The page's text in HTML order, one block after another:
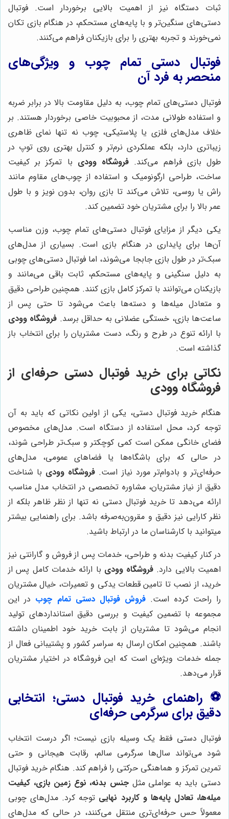
ثبات دستگاه نیز از اهمیت بالایی برخوردار است. فوتبال
دستی‌های سنگین‌تر و با پایه‌های مستحکم، در هنگام بازی تکان
نمی‌خورند و تجربه بهتری را برای بازیکنان فراهم می‌کنند.
فوتبال دستی تمام چوب و ویژگی‌های
منحصر به فرد آن
فوتبال دستی‌های تمام چوب، به دلیل مقاومت بالا در برابر ضربه
و استفاده طولانی مدت، از محبوبیت خاصی برخوردار هستند. بر
خلاف مدل‌های فلزی یا پلاستیکی، چوب نه تنها نمای ظاهری
زیباتری دارد، بلکه عملکردی نرم‌تر و کنترل بهتری روی توپ در
طول بازی فراهم می‌کند. فروشگاه وودی با تمرکز بر کیفیت
ساخت، طراحی ارگونومیک و استفاده از چوب‌های مقاوم مانند
راش یا روسی، تلاش می‌کند تا بازی روان، بدون نویز و با طول
عمر بالا را برای مشتریان خود تضمین کند.
یکی دیگر از مزایای فوتبال دستی‌های تمام چوب، وزن مناسب
آن‌ها برای پایداری در هنگام بازی است. بسیاری از مدل‌های
سبک‌تر در طول بازی جابجا می‌شوند، اما فوتبال دستی‌های چوبی
به دلیل سنگینی و پایه‌های مستحکم، ثابت باقی می‌مانند و
بازیکنان می‌توانند با تمرکز کامل بازی کنند. همچنین طراحی دقیق
و متعادل میله‌ها و دسته‌ها باعث می‌شود تا حتی پس از
ساعت‌ها بازی، خستگی عضلانی به حداقل برسد. فروشگاه وودی
با ارائه تنوع در طرح و رنگ، دست مشتریان را برای انتخاب باز
گذاشته است.
نکاتی برای خرید فوتبال دستی حرفه‌ای از
فروشگاه وودی
هنگام خرید فوتبال دستی، یکی از اولین نکاتی که باید به آن
توجه کرد، محل استفاده از دستگاه است. مدل‌های مخصوص
فضای خانگی ممکن است کمی کوچکتر و سبک‌تر طراحی شوند،
در حالی که برای باشگاه‌ها یا فضاهای عمومی، مدل‌های
حرفه‌ای‌تر و بادوام‌تر مورد نیاز است. فروشگاه وودی با شناخت
دقیق از نیاز مشتریان، مشاوره تخصصی در انتخاب مدل مناسب
ارائه می‌دهد تا خرید فوتبال دستی نه تنها از نظر ظاهر بلکه از
نظر کارایی نیز دقیق و مقرون‌به‌صرفه باشد. برای راهنمایی بیشتر
میتوانید با کارشناسان ما در ارتباط باشید.
در کنار کیفیت بدنه و طراحی، خدمات پس از فروش و گارانتی نیز
اهمیت بالایی دارد. فروشگاه وودی با ارائه خدمات کامل پس از
خرید، از نصب تا تامین قطعات یدکی و تعمیرات، خیال مشتریان
را راحت کرده است. فروش فوتبال دستی تمام چوب در این
مجموعه با تضمین کیفیت و بررسی دقیق استانداردهای تولید
انجام می‌شود تا مشتریان از بابت خرید خود اطمینان داشته
باشند. همچنین امکان ارسال به سراسر کشور و پشتیبانی فعال از
جمله خدمات ویژه‌ای است که این فروشگاه در اختیار مشتریان
قرار می‌دهد.
⚽ راهنمای خرید فوتبال دستی؛ انتخابی
دقیق برای سرگرمی حرفه‌ای
فوتبال دستی فقط یک وسیله بازی نیست؛ اگر درست انتخاب
شود می‌تواند سال‌ها سرگرمی سالم، رقابت هیجانی و حتی
تمرین تمرکز و هماهنگی حرکتی را فراهم کند. هنگام خرید فوتبال
دستی باید به عواملی مثل جنس بدنه، نوع زمین بازی، کیفیت
میله‌ها، تعادل پایه‌ها و کاربرد نهایی توجه کرد. مدل‌های چوبی
معمولاً حس حرفه‌ای‌تری منتقل می‌کنند، در حالی که مدل‌های